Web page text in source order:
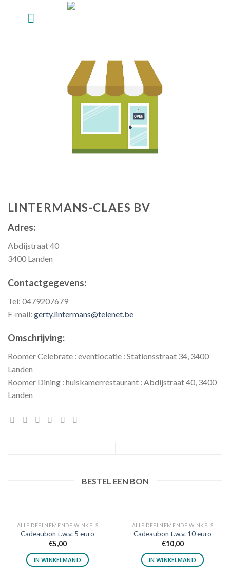
LINTERMANS-CLAES BV
Adres:
Abdijstraat 40
3400 Landen
Contactgegevens:
Tel: 0479207679
E-mail: gerty.lintermans@telenet.be
Omschrijving:
Roomer Celebrate : eventlocatie : Stationsstraat 34, 3400
Landen
Roomer Dining : huiskamerrestaurant : Abdijstraat 40, 3400
Landen
BESTEL EEN BON
ALLE DEELNEMENDE WINKELS
Cadeaubon t.w.v. 5 euro
€5,00
IN WINKELMAND
ALLE DEELNEMENDE WINKELS
Cadeaubon t.w.v. 10 euro
€10,00
IN WINKELMAND